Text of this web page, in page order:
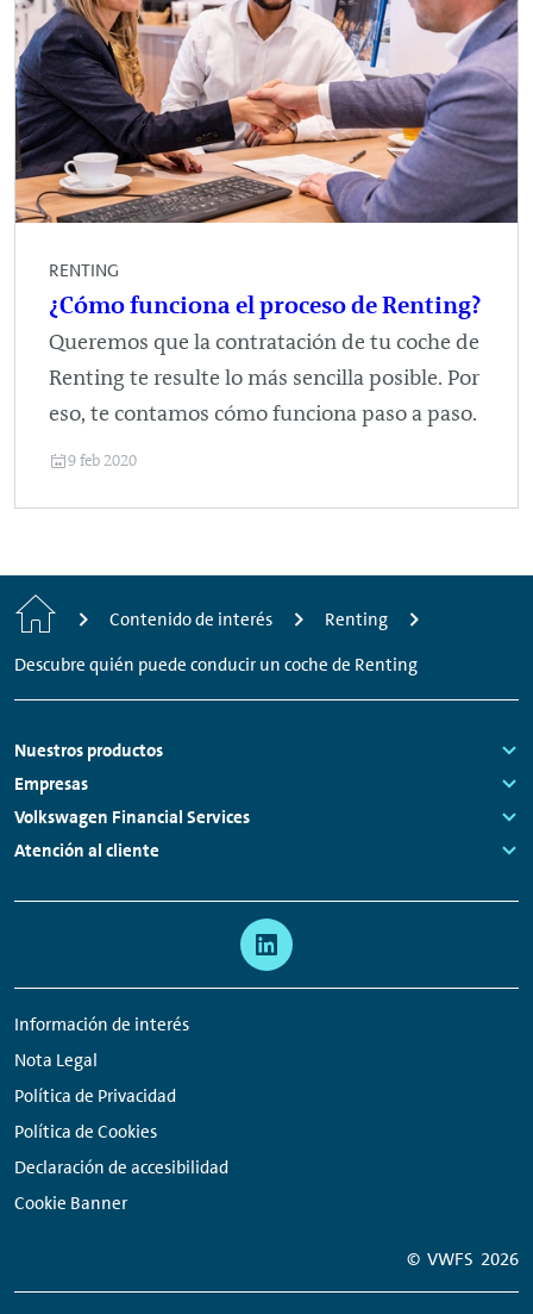
RENTING
¿Cómo funciona el proceso de Renting?
Queremos que la contratación de tu coche de
Renting te resulte lo más sencilla posible. Por
eso, te contamos cómo funciona paso a paso.
9 feb 2020
Inicio Contenido de interés
Renting
Descubre quién puede conducir un coche de Renting
Footer
Nuestros productos
Links:
Empresas
Links:
Volkswagen Financial Services
Links:
Atención al cliente
Información de interés
Nota Legal
Política de Privacidad
Política de Cookies
Declaración de accesibilidad
Cookie Banner
sociales
© VWFS 2026